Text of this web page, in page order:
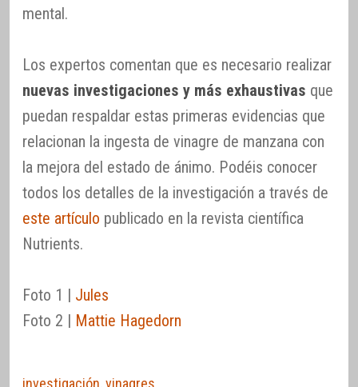
mental.
Los expertos comentan que es necesario realizar
nuevas investigaciones y más exhaustivas que
puedan respaldar estas primeras evidencias que
relacionan la ingesta de vinagre de manzana con
la mejora del estado de ánimo. Podéis conocer
todos los detalles de la investigación a través de
este artículo publicado en la revista científica
Nutrients.
Foto 1 | Jules
Foto 2 | Mattie Hagedorn
investigación,vinagres